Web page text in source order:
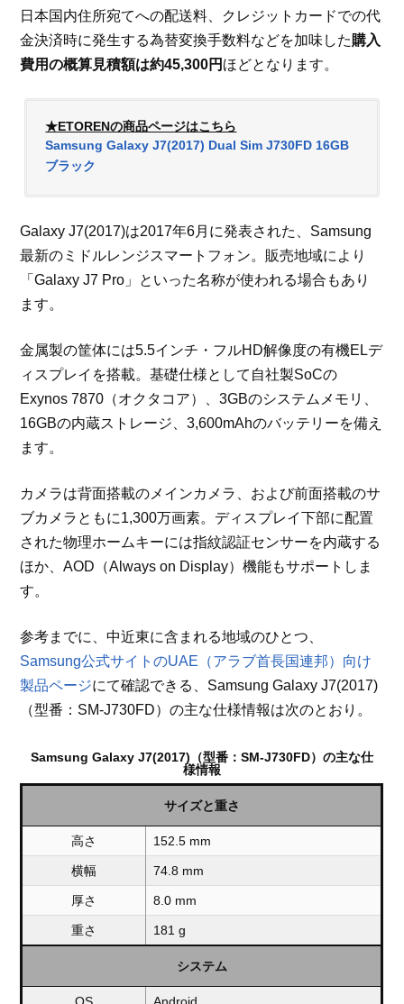
日本国内住所宛てへの配送料、クレジットカードでの代
金決済時に発生する為替変換手数料などを加味した購入
費用の概算見積額は約45,300円 ほどとなります。
★ETORENの商品ページはこちら
Samsung Galaxy J7(2017) Dual Sim J730FD 16GB
ブラック
Galaxy J7(2017)は2017年6月に発表された、Samsung
最新のミドルレンジスマートフォン。販売地域により
「Galaxy J7 Pro」といった名称が使われる場合もあり
ます。
金属製の筐体には5.5インチ・フルHD解像度の有機ELデ
ィスプレイを搭載。基礎仕様として自社製SoCの
Exynos 7870（オクタコア）、3GBのシステムメモリ、
16GBの内蔵ストレージ、3,600mAhのバッテリーを備え
ます。
カメラは背面搭載のメインカメラ、および前面搭載のサ
ブカメラともに1,300万画素。ディスプレイ下部に配置
された物理ホームキーには指紋認証センサーを内蔵する
ほか、AOD（Always on Display）機能もサポートしま
す。
参考までに、中近東に含まれる地域のひとつ、
Samsung公式サイトのUAE（アラブ首長国連邦）向け
製品ページにて確認できる、Samsung Galaxy J7(2017)
（型番：SM-J730FD）の主な仕様情報は次のとおり。
Samsung Galaxy J7(2017)（型番：SM-J730FD）の主な仕
様情報
サイズと重さ
高さ 152.5 mm
横幅 74.8 mm
厚さ 8.0 mm
重さ 181 g
システム